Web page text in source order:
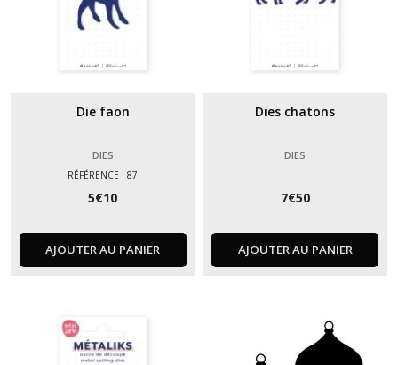
Die faon
DIES
RÉFÉRENCE : 87
5€10
AJOUTER AU PANIER
Dies chatons
DIES
7€50
AJOUTER AU PANIER